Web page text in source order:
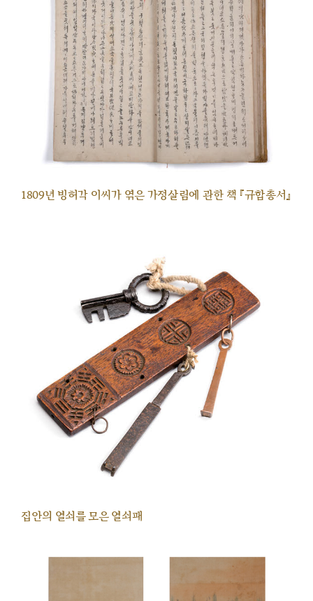
1809년 빙허각 이씨가 엮은 가정살림에 관한 책 『규합총서』
집안의 열쇠를 모은 열쇠패